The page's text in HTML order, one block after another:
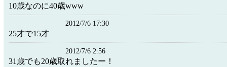
10歳なのに40歳www
2012/7/6 17:30
25才で15才
2012/7/6 2:56
31歳でも20歳取れましたー！